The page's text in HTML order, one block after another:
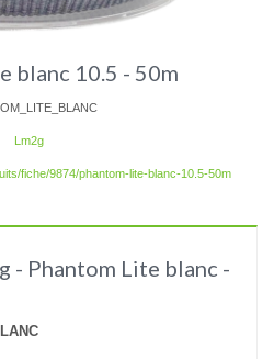
blanc 10.5 - 50m
Lm2g
fiche/9874/phantom-lite-blanc-10.5-50m
- Phantom Lite blanc -